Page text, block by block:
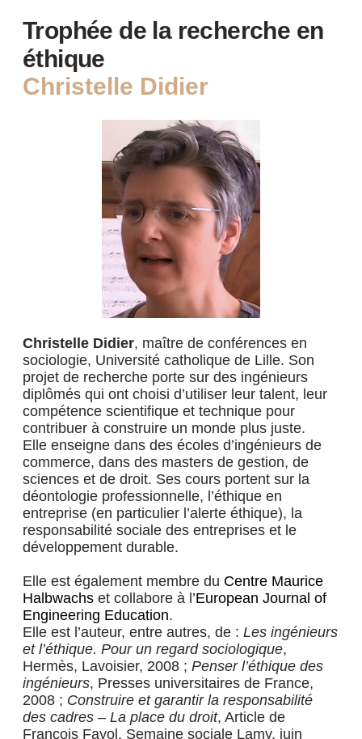
Trophée de la recherche en
éthique
Christelle Didier
Christelle Didier, maître de conférences en
sociologie, Université catholique de Lille. Son
projet de recherche porte sur des ingénieurs
diplômés qui ont choisi d’utiliser leur talent, leur
compétence scientifique et technique pour
contribuer à construire un monde plus juste.
Elle enseigne dans des écoles d’ingénieurs de
commerce, dans des masters de gestion, de
sciences et de droit. Ses cours portent sur la
déontologie professionnelle, l’éthique en
entreprise (en particulier l’alerte éthique), la
responsabilité sociale des entreprises et le
développement durable.
Elle est également membre du Centre Maurice
Halbwachs et collabore à l’European Journal of
Engineering Education.
Elle est l’auteur, entre autres, de : Les ingénieurs
et l’éthique. Pour un regard sociologique,
Hermès, Lavoisier, 2008 ; Penser l’éthique des
ingénieurs, Presses universitaires de France,
2008 ; Construire et garantir la responsabilité
des cadres – La place du droit, Article de
François Fayol, Semaine sociale Lamy, juin